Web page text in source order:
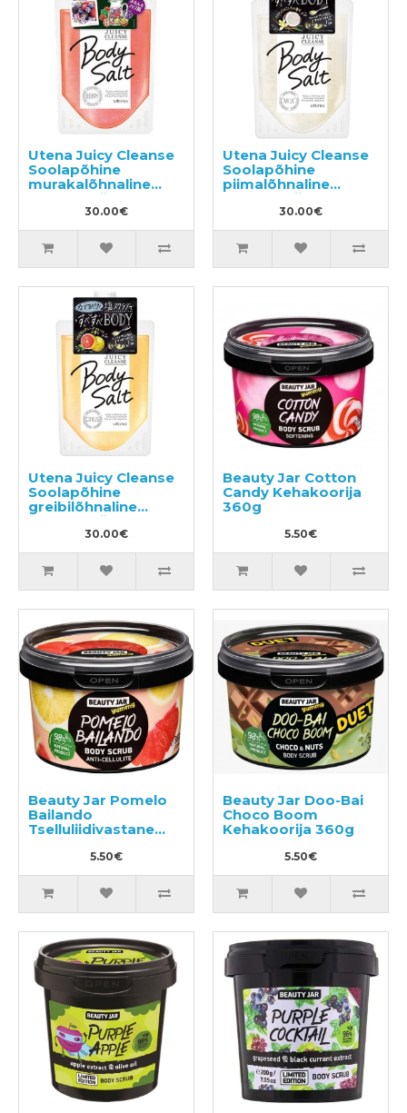
Utena Juicy Cleanse
Soolapõhine
murakalõhnaline
kehakoorija 300g
30.00€
Utena Juicy Cleanse
Soolapõhine
piimalõhnaline
kehakoorija 300g
30.00€
Utena Juicy Cleanse
Soolapõhine
greibilõhnaline
kehakoorija 300g
30.00€
Beauty Jar Cotton
Candy Kehakoorija
360g
5.50€
Beauty Jar Pomelo
Bailando
Tselluliidivastane
kehakoorija 360g
5.50€
Beauty Jar Doo-Bai
Choco Boom
Kehakoorija 360g
5.50€